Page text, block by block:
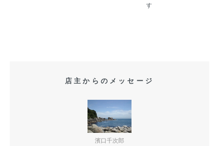
す
店主からのメッセージ
濱口千次郎